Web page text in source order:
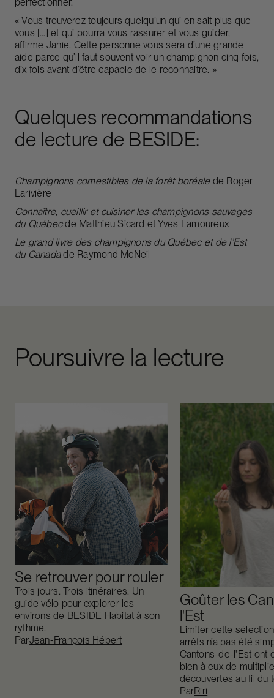
« Vous trouverez toujours quelqu’un qui en sait plus que
vous […] et qui pourra vous rassurer et vous guider,
affirme Janie. Cette personne vous sera d’une grande
aide parce qu’il faut souvent voir un champignon cinq fois,
dix fois avant d’être capable de le reconnaitre. »
Quelques recommandations
de lecture de BESIDE:
Champignons comestibles de la forêt boréalede Roger
Larivière
Connaître, cueillir et cuisiner les champignons sauvages
du Québecde Matthieu Sicard et Yves Lamoureux
Le grand livre des champignons du Québec et de l’Est
du Canadade Raymond McNeil
Poursuivre la lecture
Se retrouver pour rouler
Trois jours. Trois itinéraires. Un
guide vélo pour explorer les
environs de BESIDE Habitat à son
rythme.
ParJean-François Hébert
Goûter les
l'Est
Limiter cette
arrêts n’a pas été
Cantons-de-l'Est ont
bien à eux de
découvertes au fil du
ParRiri